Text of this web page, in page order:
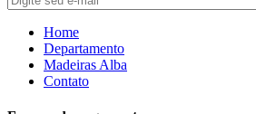
Home
Departamento
Madeiras Alba
Contato